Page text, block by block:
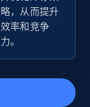
立即开始
Initial
more.
略，从而提升
效率和竞争
力。